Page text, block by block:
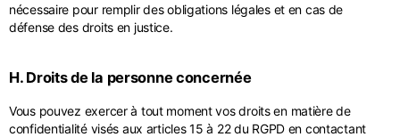
nécessaire pour remplir des obligations légales et en cas de
défense des droits en justice.
H. Droits de la personne concernée
Vous pouvez exercer à tout moment vos droits en matière de
confidentialité visés aux articles 15 à 22 du RGPD en contactant